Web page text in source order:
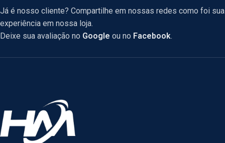
Já é nosso cliente? Compartilhe em nossas redes como foi sua
experiência em nossa loja.
Deixe sua avaliação no Google ou no Facebook.